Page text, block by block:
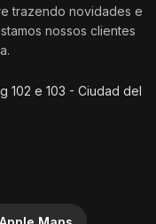
trazendo novidades e
nossos clientes
102 e 103 - Ciudad del